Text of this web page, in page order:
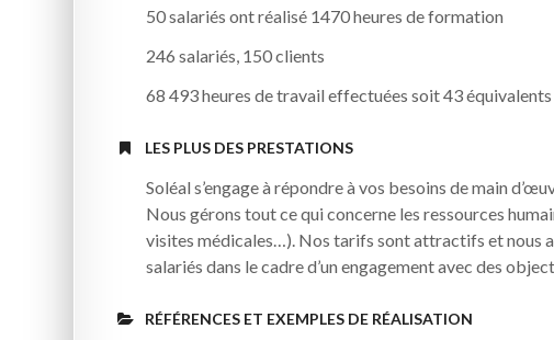
50 salariés ont réalisé 1470 heures de formation
246 salariés, 150 clients
68 493 heures de travail effectuées soit 43
LES PLUS DES PRESTATIONS
Soléal s’engage à répondre à vos besoins de main
Nous gérons tout ce qui concerne les ressources
visites médicales…). Nos tarifs sont attractifs et nous
salariés dans le cadre d’un engagement avec des
RÉFÉRENCES ET EXEMPLES DE RÉALISATION